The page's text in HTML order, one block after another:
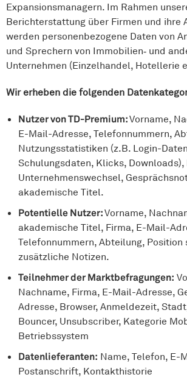
Expansionsmanagern. Im Rahmen
Berichterstattung über Firmen und ihre
werden personenbezogene Daten von
und Sprechern von Immobilien‑ und
Unternehmen (Einzelhandel, Hotellerie
Wir erheben die folgenden
Nutzer von TD-Premium:Vorname,
E-Mail-Adresse, Telefonnummern,
Nutzungsstatistiken (z.B. Login-
Schulungsdaten, Klicks, Downloads),
Unternehmenswechsel,
akademische Titel.
Potentielle Nutzer:Vorname,
akademische Titel, Firma, E-Mail-
Telefonnummern, Abteilung, Position
zusätzliche Notizen.
Teilnehmer der Marktbefragungen:
Nachname, Firma, E-Mail-Adresse,
Adresse, Browser, Anmeldezeit,
Bouncer, Unsubscriber, Kategorie
Betriebssystem
Datenlieferanten: Name, Telefon, E-
Postanschrift, Kontakthistorie